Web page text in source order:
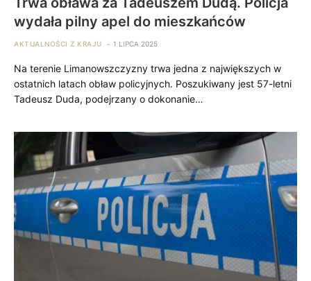
wydała pilny apel do mieszkańców
AKTUALNOŚCI Z KRAJU 1 LIPCA 2025
Na terenie Limanowszczyzny trwa jedna z największych w
ostatnich latach obław policyjnych. Poszukiwany jest 57-letni
Tadeusz Duda, podejrzany o dokonanie…